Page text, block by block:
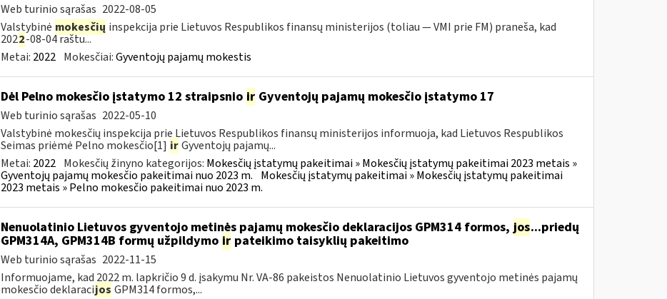
Web turinio sąrašas 2022-08-05
Valstybinė mokesčių inspekcija prie Lietuvos Respublikos finansų ministerijos (toliau — VMI prie FM) praneša, kad
2022-08-04 raštu...
Metai: 2022 Mokesčiai:Gyventojų pajamų mokestis
Dėl Pelno mokesčio įstatymo 12 straipsnio irGyventojų pajamų mokesčio įstatymo 17
Web turinio sąrašas 2022-05-10
Valstybinė mokesčių inspekcija prie Lietuvos Respublikos finansų ministerijos informuoja, kad Lietuvos Respublikos
Seimas priėmė Pelno mokesčio[1] ir Gyventojų pajamų...
Metai: 2022 Mokesčių žinyno kategorijos: Mokesčių įstatymų pakeitimai » Mokesčių įstatymų pakeitimai 2023 metais »
Gyventojų pajamų mokesčio pakeitimai nuo 2023 m. Mokesčių įstatymų pakeitimai » Mokesčių įstatymų pakeitimai
2023 metais » Pelno mokesčio pakeitimai nuo 2023 m.
Nenuolatinio Lietuvos gyventojo metinės pajamų mokesčio deklaracijos GPM314 formos, jos...priedų
GPM314A, GPM314B formų užpildymo irpateikimo taisyklių pakeitimo
Web turinio sąrašas 2022-11-15
Informuojame, kad 2022 m. lapkričio 9 d. įsakymu Nr. VA-86 pakeistos Nenuolatinio Lietuvos gyventojo metinės pajamų
mokesčio deklaracijos GPM314 formos,...